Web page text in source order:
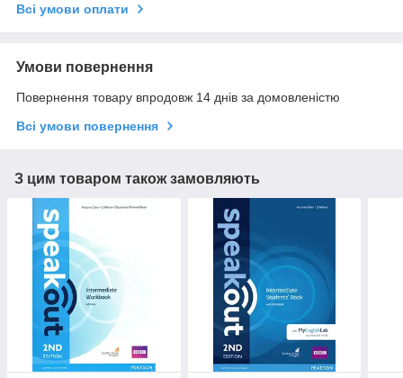
Всі умови оплати
Умови повернення
Повернення товару впродовж 14 днів за домовленістю
Всі умови повернення
З цим товаром також замовляють